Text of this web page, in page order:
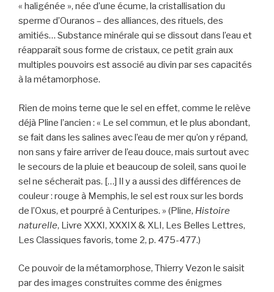
« haligénée », née d’une écume, la cristallisation du
sperme d’Ouranos – des alliances, des rituels, des
amitiés… Substance minérale qui se dissout dans l’eau et
réapparaît sous forme de cristaux, ce petit grain aux
multiples pouvoirs est associé au divin par ses capacités
à la métamorphose.
Rien de moins terne que le sel en effet, comme le relève
déjà Pline l’ancien : « Le sel commun, et le plus abondant,
se fait dans les salines avec l’eau de mer qu’on y répand,
non sans y faire arriver de l’eau douce, mais surtout avec
le secours de la pluie et beaucoup de soleil, sans quoi le
sel ne sécherait pas. […] Il y a aussi des différences de
couleur : rouge à Memphis, le sel est roux sur les bords
de l’Oxus, et pourpré à Centuripes. » (Pline, Histoire
naturelle, Livre XXXI, XXXIX & XLI, Les Belles Lettres,
Les Classiques favoris, tome 2, p. 475-477.)
Ce pouvoir de la métamorphose, Thierry Vezon le saisit
par des images construites comme des énigmes